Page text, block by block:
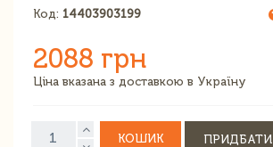
Код: 14403903199
2088 грн
Ціна вказана з доставкою в Україну
КОШИК ПРИДБАТИ